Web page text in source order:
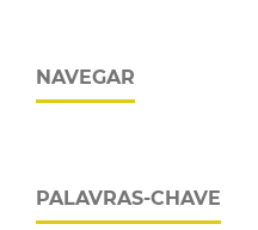
NAVEGAR
PALAVRAS-CHAVE